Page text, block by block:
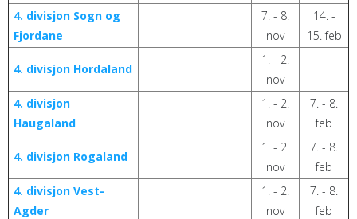
4. divisjon Sogn og
Fjordane
7. - 8.
nov
14. -
15. feb
4. divisjon Hordaland
1. - 2.
nov
4. divisjon
Haugaland
1. - 2.
nov
7. - 8.
feb
4. divisjon Rogaland
1. - 2.
nov
7. - 8.
feb
4. divisjon Vest-
Agder
1. - 2.
nov
7. - 8.
feb